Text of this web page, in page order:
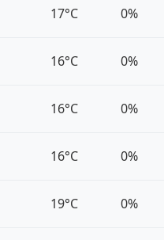
17°C 0%
16°C 0%
16°C 0%
16°C 0%
19°C 0%